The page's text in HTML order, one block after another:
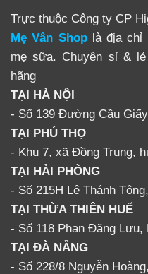
Trực thuộc Công ty CP
Mẹ Vân Shoplà địa chỉ
mẹ sữa. Chuyên sỉ &
hãng
TẠI HÀ NỘI
- Số 139 Đường Cầu
TẠI PHÚ THỌ
- Khu 7, xã Đồng Trung,
TẠI HẢI PHÒNG
- Số 215H Lê Thánh
TẠI THỪA THIÊN HUẾ
- Số 118 Phan Đăng Lưu,
TẠI ĐÀ NẴNG
- Số 228/8 Nguyễn